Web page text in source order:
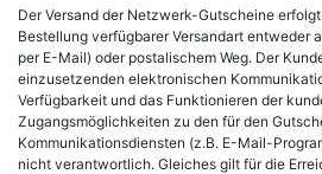
Der Versand der Netzwerk-Gutscheine
Bestellung verfügbarer Versandart entweder
per E-Mail) oder postalischem Weg. Der
einzusetzenden elektronischen
Verfügbarkeit und das Funktionieren der
Zugangsmöglichkeiten zu den für den
Kommunikationsdiensten (z.B. E-Mail-
nicht verantwortlich. Gleiches gilt für die